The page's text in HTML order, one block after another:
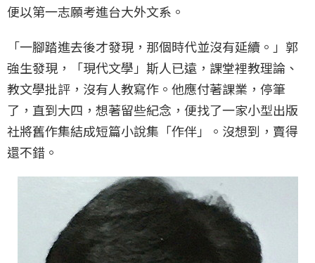
便以第一志願考進台大外文系。
「一腳踏進去後才發現，那個時代並沒有延續。」郭
強生發現，「現代文學」斯人已遠，課堂裡教理論、
教文學批評，沒有人教寫作。他應付著課業，停筆
了，直到大四，想著留些紀念，便找了一家小型出版
社將舊作集結成短篇小說集「作伴」。沒想到，賣得
還不錯。